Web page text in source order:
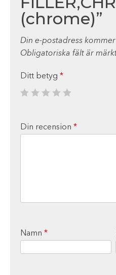
(chrome)”
Din e-postadress
Obligatoriska fält är
Ditt betyg *
Din recension *
Namn *